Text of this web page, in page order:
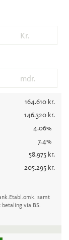
Kr.
mdr.
164.610 kr.
146.320 kr.
4.06%
7.4%
58.975 kr.
205.295 kr.
Etabl.omk. samt
via BS.